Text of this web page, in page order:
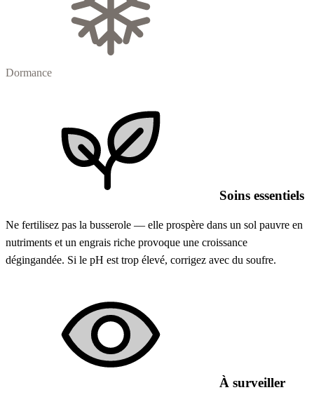
Dormance
Soins essentiels
Ne fertilisez pas la busserole — elle prospère dans un sol pauvre en
nutriments et un engrais riche provoque une croissance
dégingandée. Si le pH est trop élevé, corrigez avec du soufre.
À surveiller